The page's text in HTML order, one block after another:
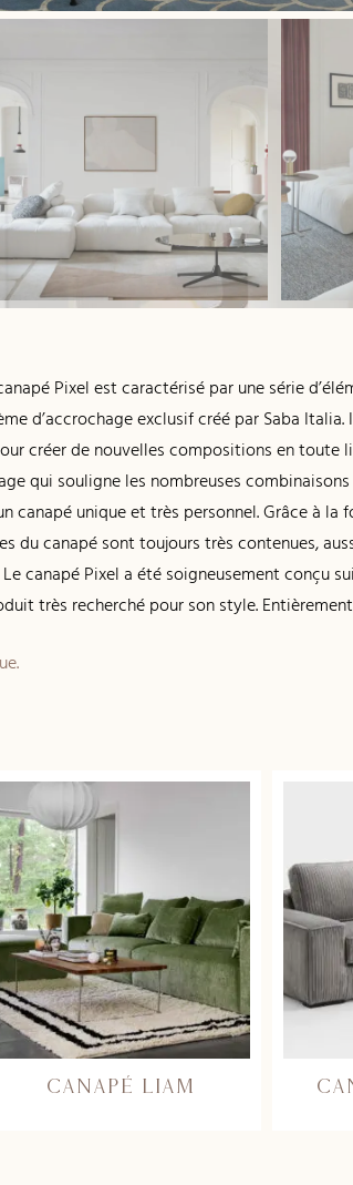
Pixel est caractérisé par une série
d’accrochage exclusif créé par Saba
créer de nouvelles compositions en toute
qui souligne les nombreuses
canapé unique et très personnel. Grâce à la
du canapé sont toujours très contenues,
canapé Pixel a été soigneusement conçu
très recherché pour son style.
CANAPÉ LIAM